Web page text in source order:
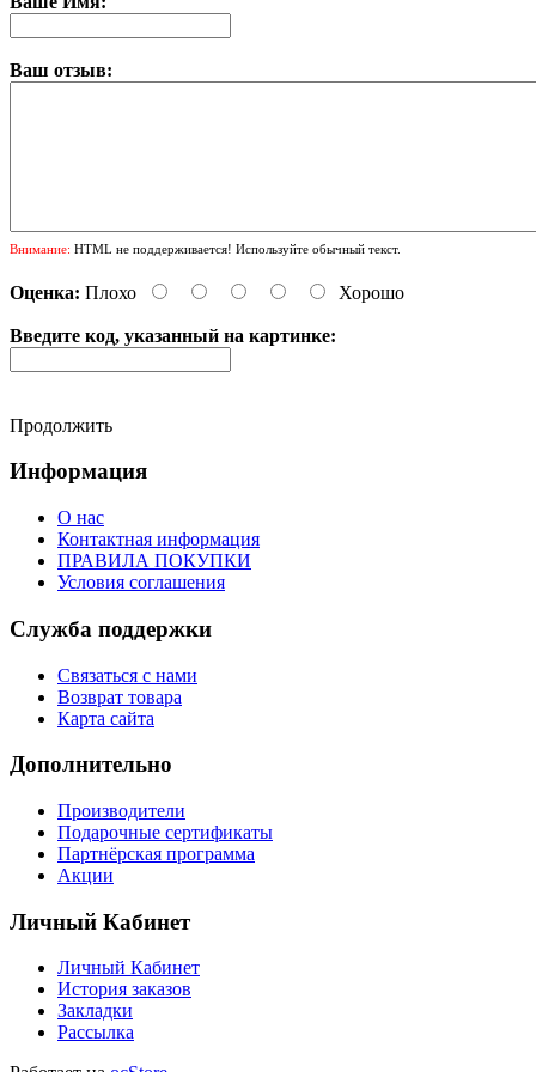
Ваш отзыв:
Внимание: HTML не поддерживается! Используйте обычный текст.
Оценка: Плохо Хорошо
Введите код, указанный на картинке:
Продолжить
Информация
О нас
Контактная информация
ПРАВИЛА ПОКУПКИ
Условия соглашения
Служба поддержки
Связаться с нами
Возврат товара
Карта сайта
Дополнительно
Производители
Подарочные сертификаты
Партнёрская программа
Акции
Личный Кабинет
Личный Кабинет
История заказов
Закладки
Рассылка